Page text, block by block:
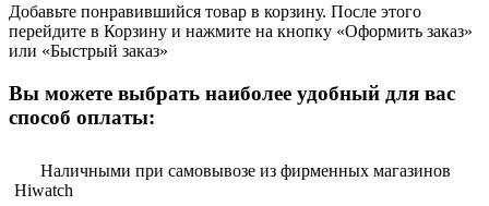
Добавьте понравившийся товар в корзину. После этого
перейдите в Корзину и нажмите на кнопку «Оформить заказ»
или «Быстрый заказ»
Вы можете выбрать наиболее удобный для вас
способ оплаты:
Наличными при самовывозе из фирменных магазинов
Hiwatch